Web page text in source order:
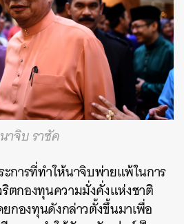
นาจิบ ราซัค
การที่ทำให้นาจิบพ่ายแพ้ในการ
ตกองทุนความมั่งคั่งแห่งชาติ
ยกองทุนดังกล่าวตั้งขึ้นมาเพื่อ